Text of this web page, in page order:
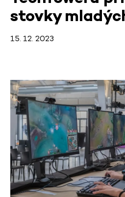
stovky
15. 12. 2023